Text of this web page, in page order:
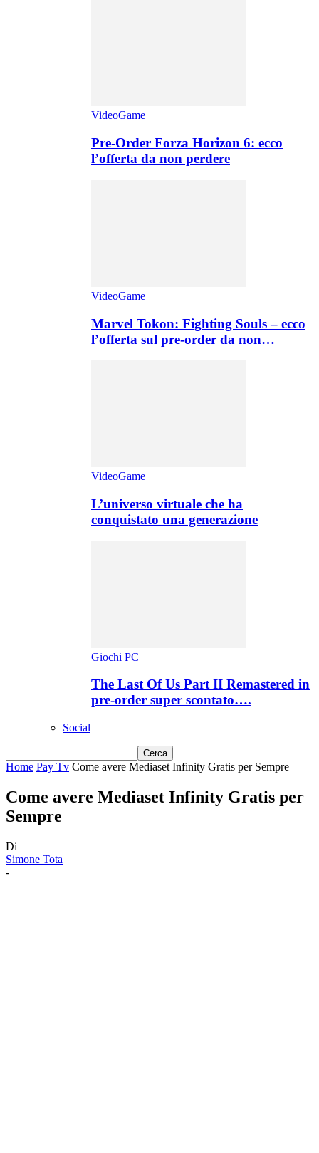
VideoGame
Pre-Order Forza Horizon 6: ecco
l’offerta da non perdere
VideoGame
Marvel Tokon: Fighting Souls – ecco
l’offerta sul pre-order da non…
VideoGame
L’universo virtuale che ha
conquistato una generazione
Giochi PC
The Last Of Us Part II Remastered in
pre-order super scontato….
Social
Home Pay Tv Come avere Mediaset Infinity Gratis per Sempre
Come avere Mediaset Infinity Gratis per
Sempre
Di
Simone Tota
-